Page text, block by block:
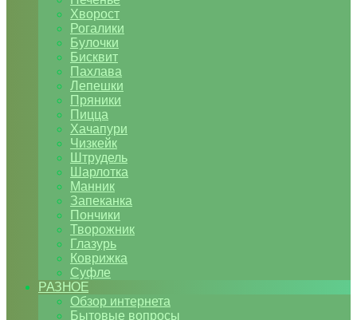
Хворост
Рогалики
Булочки
Бисквит
Пахлава
Лепешки
Пряники
Пицца
Хачапури
Чизкейк
Штрудель
Шарлотка
Манник
Запеканка
Пончики
Творожник
Глазурь
Коврижка
Суфле
РАЗНОЕ
Обзор интернета
Бытовые вопросы